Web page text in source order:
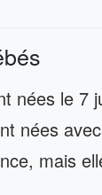
nées le 7
nées
mais